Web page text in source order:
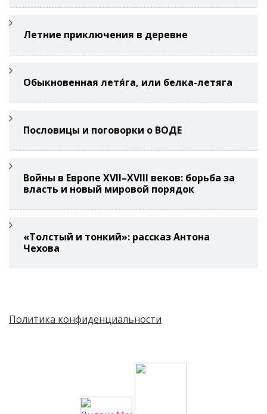
Летние приключения в деревне
Обыкновенная летя́га, или белка-летяга
Пословицы и поговорки о ВОДЕ
Войны в Европе XVII–XVIII веков: борьба за
власть и новый мировой порядок
«Толстый и тонкий»: рассказ Антона
Чехова
Политика конфиденциальности